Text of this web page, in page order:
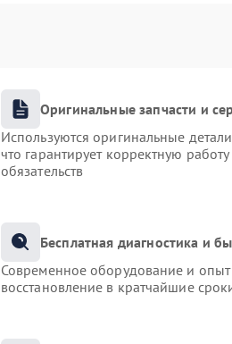
Оригинальные запчасти и
Используются оригинальные
что гарантирует корректную
обязательств
Бесплатная диагностика и
Современное оборудование и опыт
восстановление в кратчайшие